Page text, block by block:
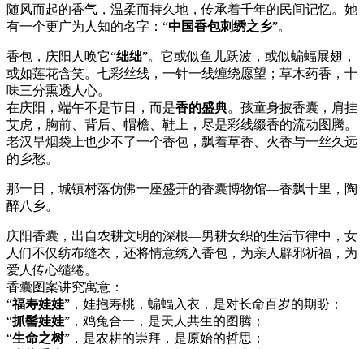
随风而起的香气，温柔而持久地，传承着千年的民间记忆。她
有一个更广为人知的名字：“中国香包刺绣之乡”。
香包，庆阳人唤它“绌绌”。它或似鱼儿跃波，或似蝙蝠展翅，
或如莲花含笑。七彩丝线，一针一线缠绕愿望；草木药香，十
味三分熏透人心。
在庆阳，端午不是节日，而是香的盛典。孩童身披香囊，肩挂
艾虎，胸前、背后、帽檐、鞋上，尽是彩线缀香的流动图腾。
老汉旱烟袋上也少不了一个香包，飘着草香、火香与一丝久远
的乡愁。
那一日，城镇村落仿佛一座盛开的香囊博物馆—香飘十里，陶
醉八乡。
庆阳香囊，出自农耕文明的深根—男耕女织的生活节律中，女
人们不仅纺布缝衣，还将情意绣入香包，为亲人辟邪祈福，为
爱人传心缱绻。
香囊图案讲究寓意：
“福寿娃娃”，娃抱寿桃，蝙蝠入衣，是对长命百岁的期盼；
“抓髻娃娃”，鸡兔合一，是天人共生的图腾；
“生命之树”，是农耕的崇拜，是原始的哲思；